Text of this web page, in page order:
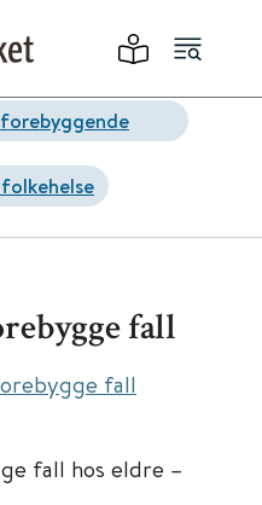
fall
fall
fall hos eldre –